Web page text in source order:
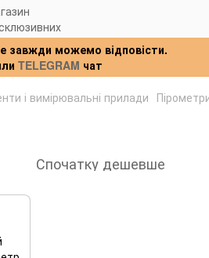
завжди можемо відповісти.
TELEGRAM чат
і вимірювальні прилади
Спочатку дешевше